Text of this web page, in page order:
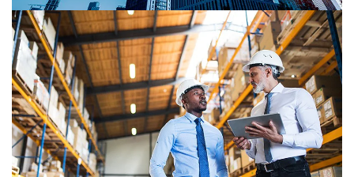
2026-07-28
中國外匯查核與銀行盡職調查同步收
緊 台商代持架構恐成破口
中國大陸外匯局副局長李斌7月17日在國務院新聞辦公室發
布會表示，上半年查處...